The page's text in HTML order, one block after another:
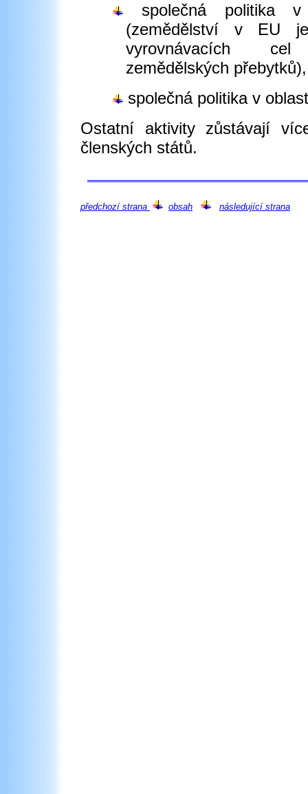
společná politika
(zemědělství v EU
vyrovnávacích
cel
zemědělských přebytků),
společná politika v
Ostatní aktivity zůstávají
členských států.
předchozí strana obsah následující strana